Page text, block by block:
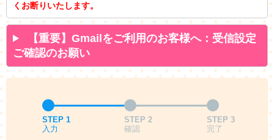
くお断りいたします。
【重要】Gmailをご利用のお客様へ：受信設定
ご確認のお願い
STEP 1
入力
STEP 2
確認
STEP 3
完了